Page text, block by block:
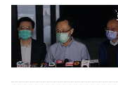
欄
閱